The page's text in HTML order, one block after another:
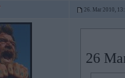
26. Mar 2010,
26